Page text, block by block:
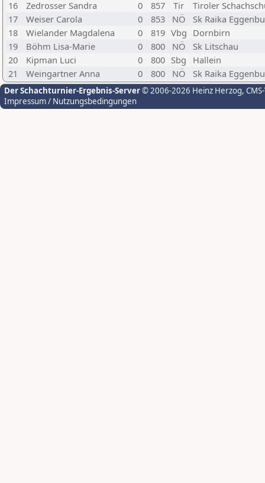
16
Zedrosser Sandra 0 857 Tir
Tiroler
17
Weiser Carola 0 853 NÖ
Sk Raika
18
Wielander Magdalena 0 819 Vbg Dornbirn
19
Böhm Lisa-Marie 0 800 NÖ
Sk Litschau
20
Kipman Luci 0 800 Sbg
Hallein
21
Weingartner Anna 0 800 NÖ Sk Raika
Der Schachturnier-Ergebnis-Server© 2006-2026 Heinz Herzog,
Impressum / Nutzungsbedingungen